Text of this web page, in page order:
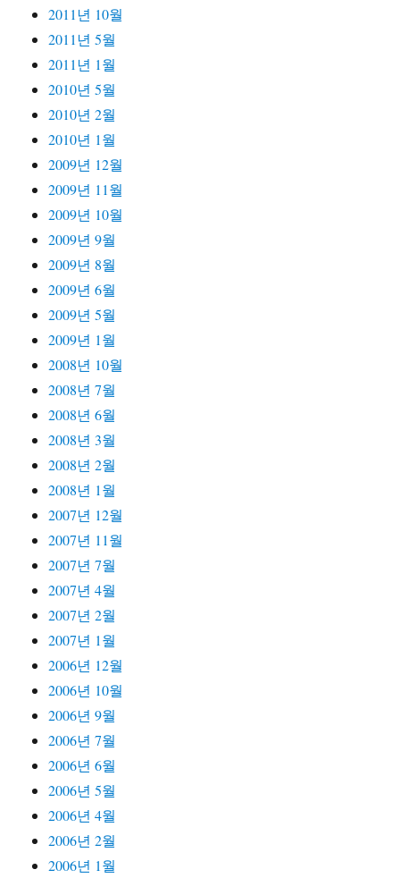
2011년 10월
2011년 5월
2011년 1월
2010년 5월
2010년 2월
2010년 1월
2009년 12월
2009년 11월
2009년 10월
2009년 9월
2009년 8월
2009년 6월
2009년 5월
2009년 1월
2008년 10월
2008년 7월
2008년 6월
2008년 3월
2008년 2월
2008년 1월
2007년 12월
2007년 11월
2007년 7월
2007년 4월
2007년 2월
2007년 1월
2006년 12월
2006년 10월
2006년 9월
2006년 7월
2006년 6월
2006년 5월
2006년 4월
2006년 2월
2006년 1월